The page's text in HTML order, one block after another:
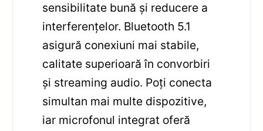
sensibilitate bună și reducere a
interferențelor. Bluetooth 5.1
asigură conexiuni mai stabile,
calitate superioară în convorbiri
și streaming audio. Poți conecta
simultan mai multe dispozitive,
iar microfonul integrat oferă